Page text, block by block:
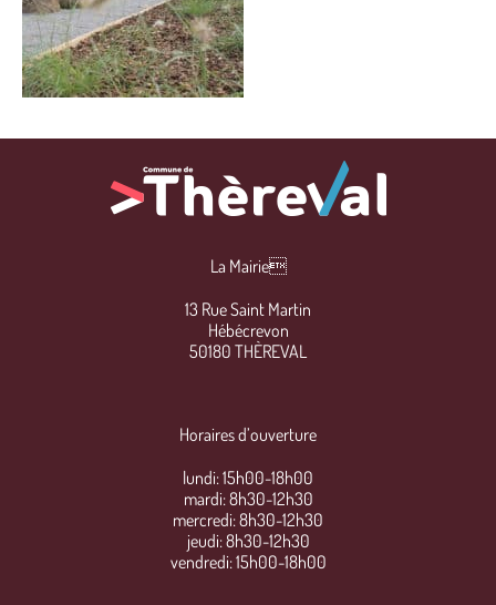
La Mairie
13 Rue Saint Martin
Hébécrevon
50180 THÈREVAL
Horaires d’ouverture
lundi: 15h00-18h00
mardi: 8h30-12h30
mercredi: 8h30-12h30
jeudi: 8h30-12h30
vendredi: 15h00-18h00